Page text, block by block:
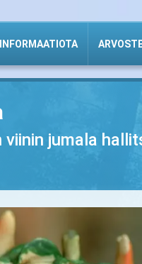
INFORMAATIOTA
jumala